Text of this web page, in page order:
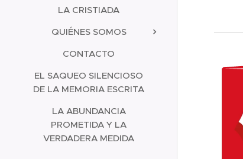
LA CRISTIADA
QUIÉNES SOMOS
CONTACTO
EL SAQUEO SILENCIOSO
DE LA MEMORIA ESCRITA
LA ABUNDANCIA
PROMETIDA Y LA
VERDADERA MEDIDA